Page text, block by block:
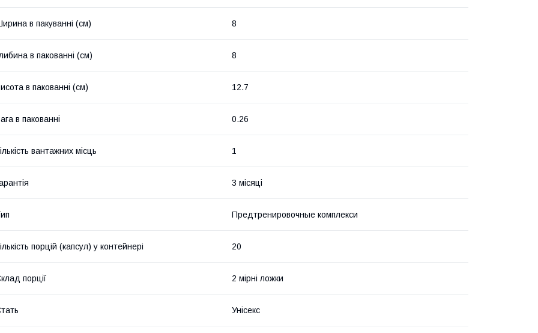
в пакуванні (см) 8
в пакованні (см) 8
в пакованні (см) 12.7
в пакованні 0.26
вантажних місць 1
3 місяці
Предтренировочные комплекси
порцій (капсул) у контейнері 20
порції 2 мірні ложки
Унісекс